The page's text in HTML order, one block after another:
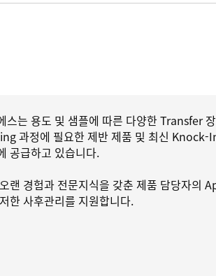
스는 용도 및 샘플에 따른 다양한 Transfer
과정에 필요한 제반 제품 및 최신 Knock-
공급하고 있습니다.
랜 경험과 전문지식을 갖춘 제품 담당자의
한 사후관리를 지원합니다.